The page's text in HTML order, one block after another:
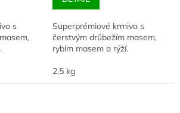
s
Superprémiové krmivo s
čerstvým drůbežím masem,
rybím masem a rýží.
2,5 kg